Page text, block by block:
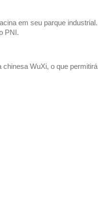
em seu parque industrial.
PNI.
chinesa WuXi, o que permitirá